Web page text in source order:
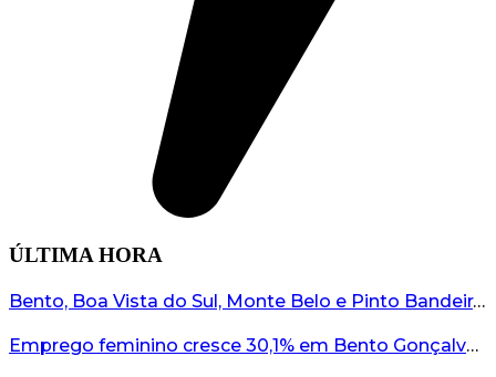
ÚLTIMA HORA
Bento, Boa Vista do Sul, Monte Belo e Pinto Bandeira registram quatro casos de abigeato este ano...
Emprego feminino cresce 30,1% em Bento Gonçalves...